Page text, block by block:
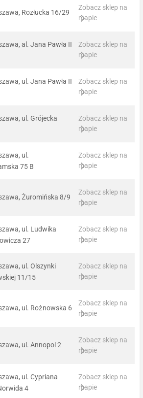
Rozłucka 16/29
Zobacz sklep na
mapie
al. Jana Pawła II
Zobacz sklep na
mapie
ul. Jana Pawła II
Zobacz sklep na
mapie
ul. Grójecka
Zobacz sklep na
mapie
ul.
75 B
Zobacz sklep na
mapie
Żuromińska 8/9
Zobacz sklep na
mapie
ul. Ludwika
27
Zobacz sklep na
mapie
ul. Olszynki
11/15
Zobacz sklep na
mapie
ul. Rożnowska 6
Zobacz sklep na
mapie
ul. Annopol 2
Zobacz sklep na
mapie
ul. Cypriana
4
Zobacz sklep na
mapie